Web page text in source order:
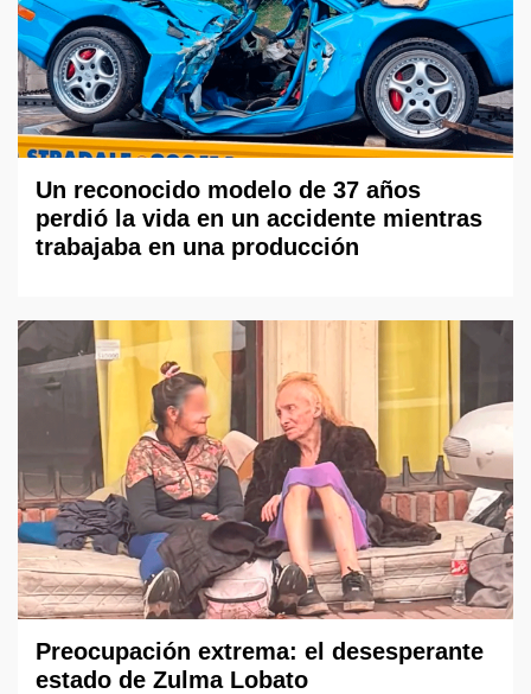
Un reconocido modelo de 37 años
perdió la vida en un accidente mientras
trabajaba en una producción
Preocupación extrema: el desesperante
estado de Zulma Lobato